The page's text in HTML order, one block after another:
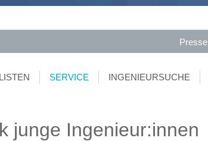
Presse
SERVICE INGENIEURSUCHE
junge Ingenieur:innen